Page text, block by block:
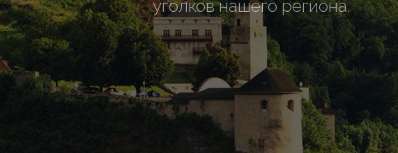
уголков нашего региона.